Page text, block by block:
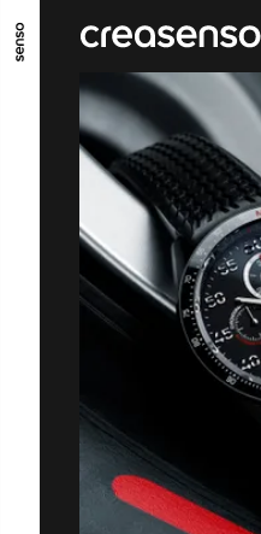
GO TO MAIN CONTENT
GO TO FOOTER